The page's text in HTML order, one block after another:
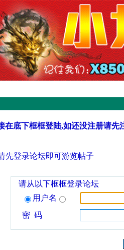
在底下框框登陆,如还没注册请先
先登录论坛即可游览帖子
请从以下框框登录论坛
用户名
密 码